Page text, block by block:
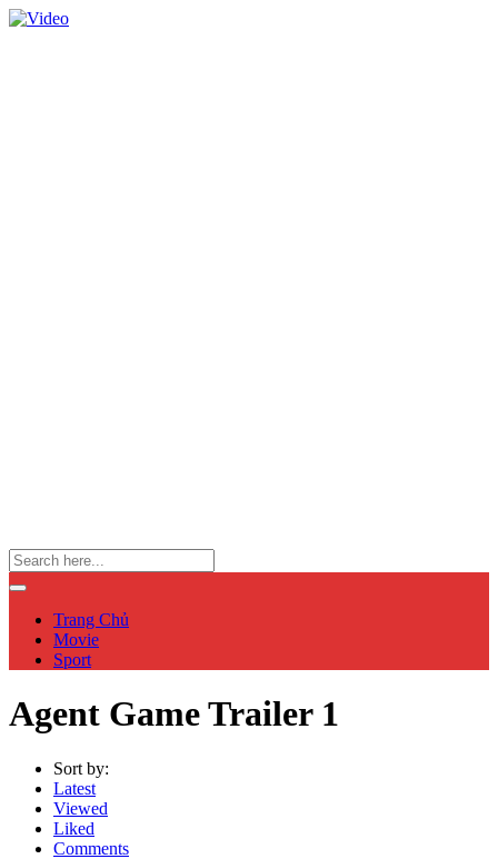
Trang Chủ
Movie
Sport
Agent Game Trailer 1
Sort by:
Latest
Viewed
Liked
Comments